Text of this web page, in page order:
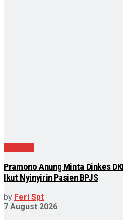
Pramono Anung Minta Dinkes
Ikut Nyinyirin Pasien BPJS
by Feri Spt
7 August 2026